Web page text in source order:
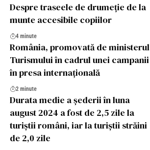
Despre traseele de drumeție de la
munte accesibile copiilor
4 minute
România, promovată de ministerul
Turismului în cadrul unei campanii
în presa internațională
2 minute
Durata medie a şederii în luna
august 2024 a fost de 2,5 zile la
turiştii români, iar la turiştii străini
de 2,0 zile